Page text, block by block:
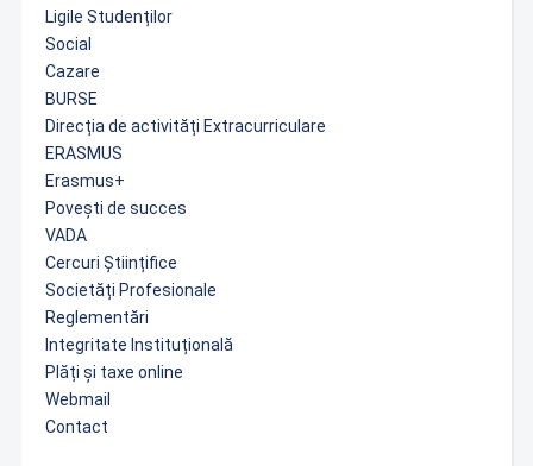
Ligile Studenților
Social
Cazare
BURSE
Direcția de activități Extracurriculare
ERASMUS
Erasmus+
Povești de succes
VADA
Cercuri Științifice
Societăți Profesionale
Reglementări
Integritate Instituțională
Plăți și taxe online
Webmail
Contact